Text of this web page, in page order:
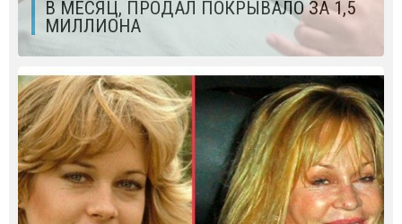
В МЕСЯЦ, ПРОДАЛ ПОКРЫВАЛО ЗА 1,5
МИЛЛИОНА